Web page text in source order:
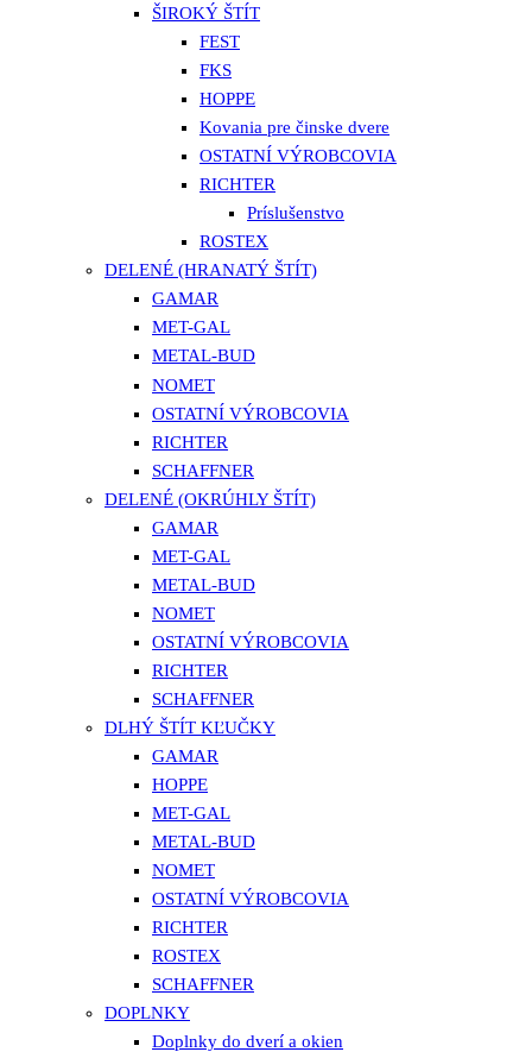
ŠIROKÝ ŠTÍT
FEST
FKS
HOPPE
Kovania pre činske dvere
OSTATNÍ VÝROBCOVIA
RICHTER
Príslušenstvo
ROSTEX
DELENÉ (HRANATÝ ŠTÍT)
GAMAR
MET-GAL
METAL-BUD
NOMET
OSTATNÍ VÝROBCOVIA
RICHTER
SCHAFFNER
DELENÉ (OKRÚHLY ŠTÍT)
GAMAR
MET-GAL
METAL-BUD
NOMET
OSTATNÍ VÝROBCOVIA
RICHTER
SCHAFFNER
DLHÝ ŠTÍT KĽUČKY
GAMAR
HOPPE
MET-GAL
METAL-BUD
NOMET
OSTATNÍ VÝROBCOVIA
RICHTER
ROSTEX
SCHAFFNER
DOPLNKY
Doplnky do dverí a okien